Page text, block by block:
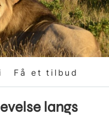
Få et tilbud
langs